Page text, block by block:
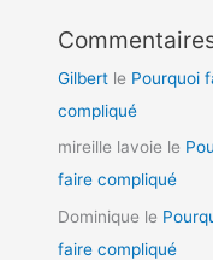
Gilbert le Pourquoi
compliqué
mireille lavoie le
faire compliqué
Dominique le
faire compliqué